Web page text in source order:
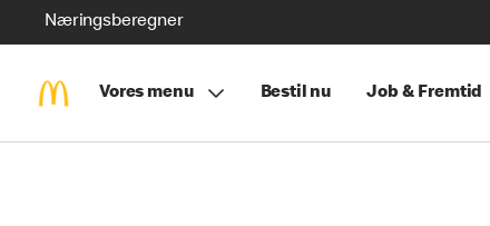
Næringsberegner
Vores menu Bestil nu Job & Fremtid